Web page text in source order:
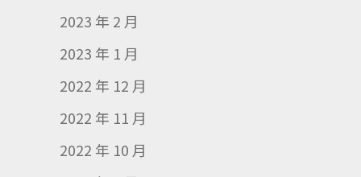
2023 年 2 月
2023 年 1 月
2022 年 12 月
2022 年 11 月
2022 年 10 月